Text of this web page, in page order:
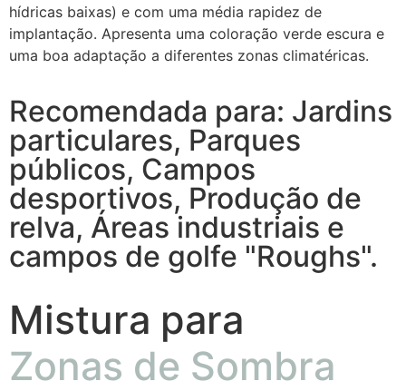
hídricas baixas) e com uma média rapidez de
implantação. Apresenta uma coloração verde escura e
uma boa adaptação a diferentes zonas climatéricas.
Recomendada para: Jardins
particulares, Parques
públicos, Campos
desportivos, Produção de
relva, Áreas industriais e
campos de golfe "Roughs".
Mistura para
Zonas de Sombra